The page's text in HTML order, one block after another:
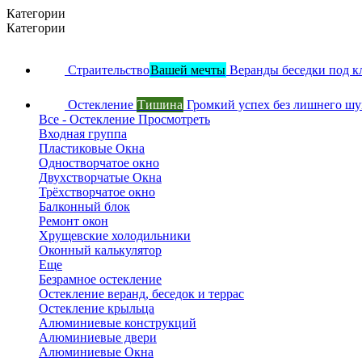
Категории
Категории
СтраительствоВашей мечты Веранды беседки под
Остекление Тишина Громкий успех без лишнего
Все - Остекление Просмотреть
Входная группа
Пластиковые Окна
Одностворчатое окно
Двухстворчатые Окна
Трёхстворчатое окно
Балконный блок
Ремонт окон
Хрущевские холодильники
Оконный калькулятор
Еще
Безрамное остекление
Остекление веранд, беседок и террас
Остекление крыльца
Алюминиевые конструкций
Алюминиевые двери
Алюминиевые Окна